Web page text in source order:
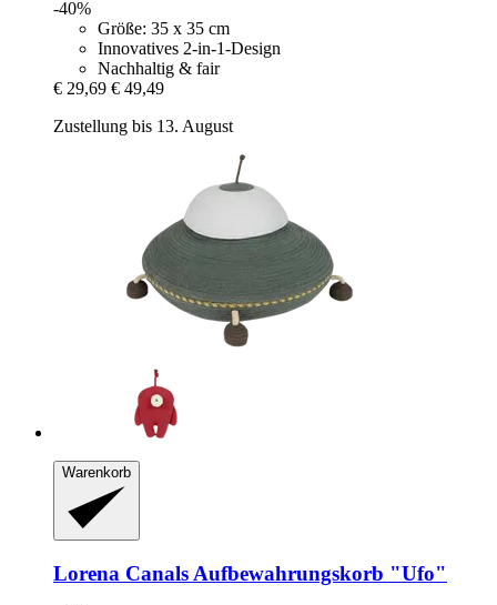
-40%
Größe: 35 x 35 cm
Innovatives 2-in-1-Design
Nachhaltig & fair
€ 29,69 € 49,49
Zustellung bis 13. August
Warenkorb
Lorena Canals Aufbewahrungskorb "Ufo"